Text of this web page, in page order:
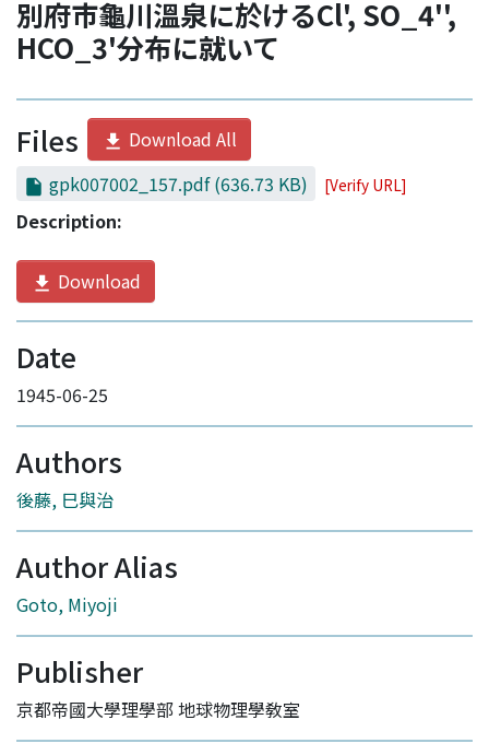
別府市龜川溫泉に於けるCl', SO_4'',
HCO_3'分布に就いて
Files
Download All
gpk007002_157.pdf(636.73 KB) [Verify URL]
Description:
Download
Date
1945-06-25
Authors
後藤, 巳與治
Author Alias
Goto, Miyoji
Publisher
京都帝國大學理學部 地球物理學敎室